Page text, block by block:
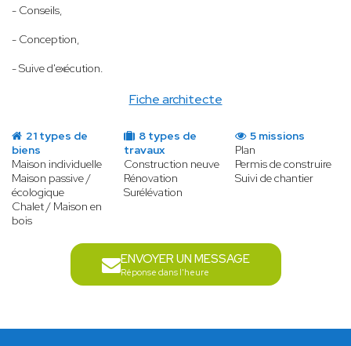
Fiche architecte
- Conseils,
- Conception,
- Suive d'exécution.
21 types de
biens
Maison individuelle
Maison passive /
écologique
Chalet / Maison en
bois
8 types de
travaux
Construction neuve
Rénovation
Surélévation
5 missions
Plan
Permis de construire
Suivi de chantier
ENVOYER UN MESSAGE
Réponse dans l'heure